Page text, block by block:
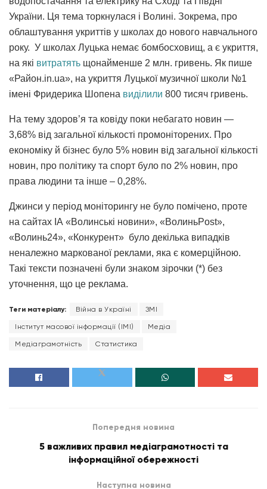
України. Ця тема торкнулася і Волині. Зокрема, про
облаштування укриттів у школах до нового навчального
року. У школах Луцька немає бомбосховищ, а є укриття,
на які витратять щонайменше 2 млн. гривень. Як пише
«Район.in.ua», на укриття Луцької музичної школи №1
імені Фридерика Шопена виділили 800 тисяч гривень.
На тему здоров’я та ковіду поки небагато новин —
3,68% від загальної кількості промоніторених. Про
економіку й бізнес було 5% новин від загальної кількості
новин, про політику та спорт було по 2% новин, про
права людини та інше – 0,28%.
Джинси у період моніторингу не було помічено, проте
на сайтах ІА «Волинські новини», «ВолиньPost»,
«Волинь24», «Конкурент» було декілька випадків
неналежно маркованої реклами, яка є комерційною.
Такі тексти позначені були знаком зірочки (*) без
уточнення, що це реклама.
Теги матеріалу: Війна в Україні ЗМІ
Інститут масової інформації (ІМІ) Медіа
Медіаграмотність Статистика
Попередня новина
5 важливих правил медіаграмотності та
інформаційної обережності
Наступна новина